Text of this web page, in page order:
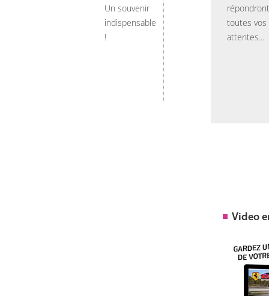
Un souvenir
indispensable
!
toutes vos
attentes...
Video